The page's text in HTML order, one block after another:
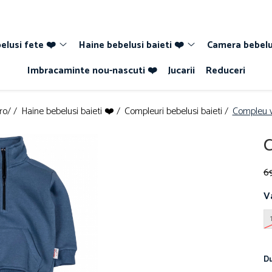
fete ❤️ Haine bebelusi baieti ❤️
Camera
Imbracaminte nou-nascuti ❤️
Jucarii Reduceri
/ Haine bebelusi baieti ❤️ / Compleuri bebelusi baieti / Compleu